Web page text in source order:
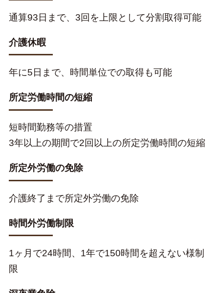
通算93日まで、3回を上限として分割取得可能
介護休暇
年に5日まで、時間単位での取得も可能
所定労働時間の短縮
短時間勤務等の措置
3年以上の期間で2回以上の所定労働時間の短縮
所定外労働の免除
介護終了まで所定外労働の免除
時間外労働制限
1ヶ月で24時間、1年で150時間を超えない様制
限